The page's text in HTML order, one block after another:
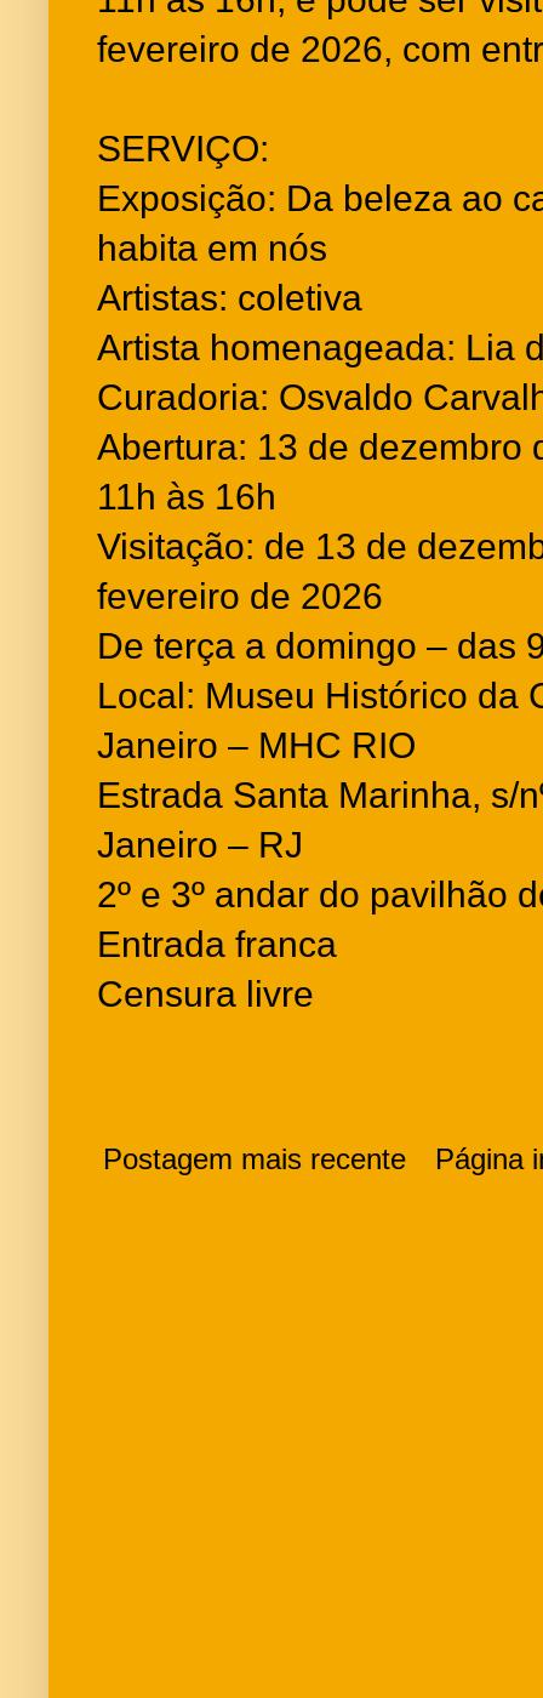
fevereiro de 2026, com
SERVIÇO:
Exposição: Da beleza ao
habita em nós
Artistas: coletiva
Artista homenageada: Lia
Curadoria: Osvaldo
Abertura: 13 de dezembro
11h às 16h
Visitação: de 13 de
fevereiro de 2026
De terça a domingo – das
Local: Museu Histórico da
Janeiro – MHC RIO
Estrada Santa Marinha, s/
Janeiro – RJ
2º e 3º andar do pavilhão
Entrada franca
Censura livre
Postagem mais recente Página